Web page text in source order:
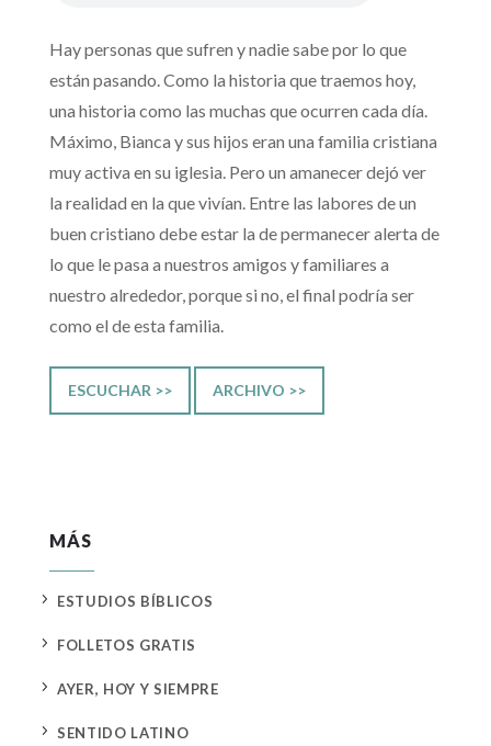
Hay personas que sufren y nadie sabe por lo que
están pasando. Como la historia que traemos hoy,
una historia como las muchas que ocurren cada día.
Máximo, Bianca y sus hijos eran una familia cristiana
muy activa en su iglesia. Pero un amanecer dejó ver
la realidad en la que vivían. Entre las labores de un
buen cristiano debe estar la de permanecer alerta de
lo que le pasa a nuestros amigos y familiares a
nuestro alrededor, porque si no, el final podría ser
como el de esta familia.
ESCUCHAR >> ARCHIVO >>
MÁS
5 ESTUDIOS BÍBLICOS
5 FOLLETOS GRATIS
5 AYER, HOY Y SIEMPRE
5 SENTIDO LATINO